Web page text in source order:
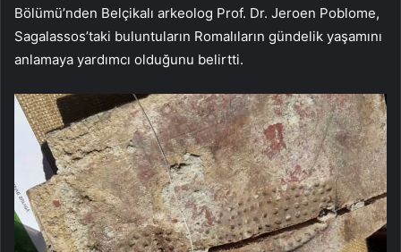
Bölümü’nden Belçikalı arkeolog Prof. Dr. Jeroen Poblome,
Sagalassos’taki buluntuların Romalıların gündelik yaşamını
anlamaya yardımcı olduğunu belirtti.